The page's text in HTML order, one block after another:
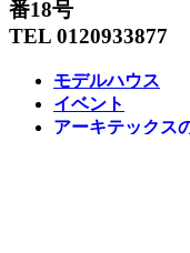
番18号
TEL 0120933877
モデルハウス
イベント
アーキテックス